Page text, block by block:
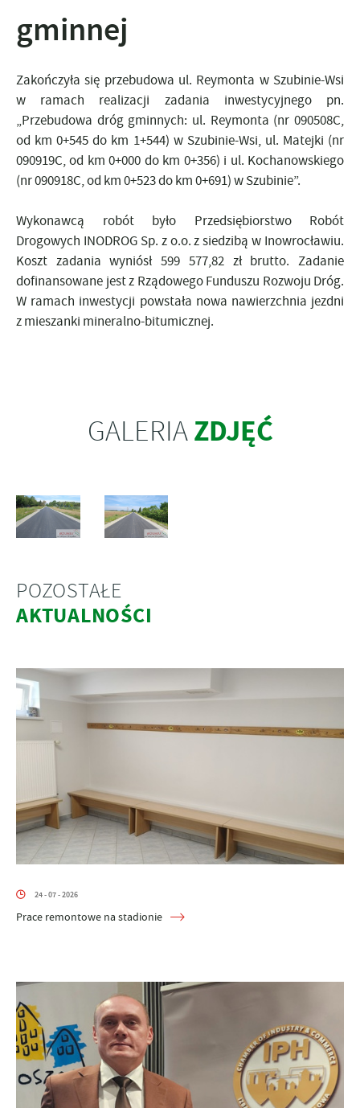
gminnej
Zakończyła się przebudowa ul. Reymonta w Szubinie-Wsi
w ramach realizacji zadania inwestycyjnego pn.
„Przebudowa dróg gminnych: ul. Reymonta (nr 090508C,
od km 0+545 do km 1+544) w Szubinie-Wsi, ul. Matejki (nr
090919C, od km 0+000 do km 0+356) i ul. Kochanowskiego
(nr 090918C, od km 0+523 do km 0+691) w Szubinie”.
Wykonawcą robót było Przedsiębiorstwo Robót
Drogowych INODROG Sp. z o.o. z siedzibą w Inowrocławiu.
Koszt zadania wyniósł 599 577,82 zł brutto. Zadanie
dofinansowane jest z Rządowego Funduszu Rozwoju Dróg.
W ramach inwestycji powstała nowa nawierzchnia jezdni
z mieszanki mineralno-bitumicznej.
GALERIAZDJĘĆ
POZOSTAŁE
AKTUALNOŚCI
24 - 07 - 2026
Prace remontowe na stadionie